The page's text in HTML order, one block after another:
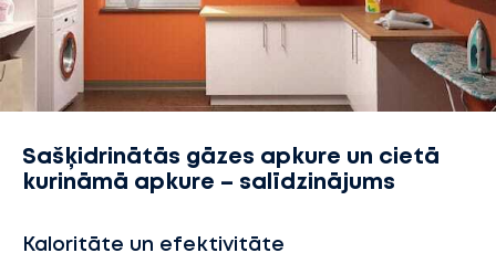
Sašķidrinātās gāzes apkure un cietā
kurināmā apkure – salīdzinājums
Kaloritāte un efektivitāte